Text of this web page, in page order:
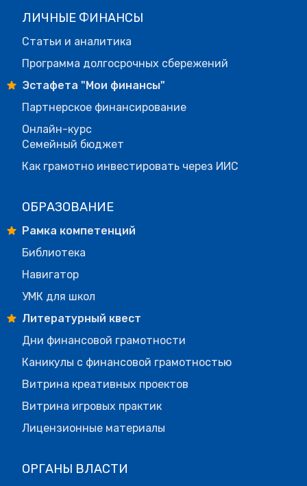
ЛИЧНЫЕ ФИНАНСЫ
Статьи и аналитика
Программа долгосрочных сбережений
Эстафета "Мои финансы"
Партнерское финансирование
Онлайн-курс
Семейный бюджет
Как грамотно инвестировать через ИИС
ОБРАЗОВАНИЕ
Рамка компетенций
Библиотека
Навигатор
УМК для школ
Литературный квест
Дни финансовой грамотности
Каникулы с финансовой грамотностью
Витрина креативных проектов
Витрина игровых практик
Лицензионные материалы
ОРГАНЫ ВЛАСТИ